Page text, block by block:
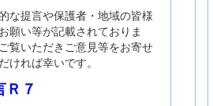
な提言や保護者・地域の皆様
願い等が記載されておりま
覧いただきご意見等をお寄せ
ければ幸いです。
Ｒ７